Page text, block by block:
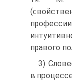
правого
3)
в